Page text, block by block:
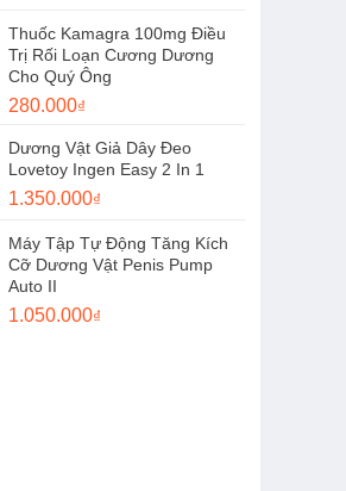
là:
150.000₫.
tại
là:
120.000₫.
Thuốc Kamagra 100mg Điều
Trị Rối Loạn Cương Dương
Cho Quý Ông
Giá
là:
350.000₫.
280.000₫
tại
là:
280.000₫.
Dương Vật Giả Dây Đeo
Lovetoy Ingen Easy 2 In 1
Giá
là:
1.500.000₫.
1.350.000₫
tại
là:
Máy Tập Tự Động Tăng Kích
Cỡ Dương Vật Penis Pump
Auto II
Giá
1.050.000₫